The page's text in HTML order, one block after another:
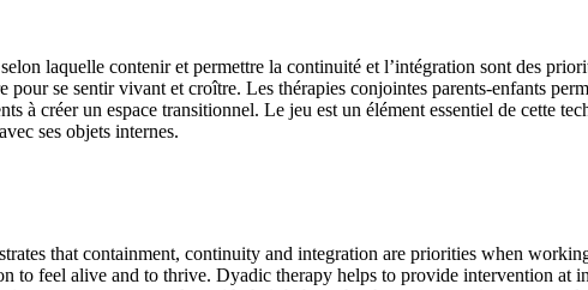
laquelle contenir et permettre la continuité et l’intégration sont des
se sentir vivant et croître. Les thérapies conjointes parents-enfants
à créer un espace transitionnel. Le jeu est un élément essentiel de cette
ses objets internes.
that containment, continuity and integration are priorities when
to feel alive and to thrive. Dyadic therapy helps to provide intervention at